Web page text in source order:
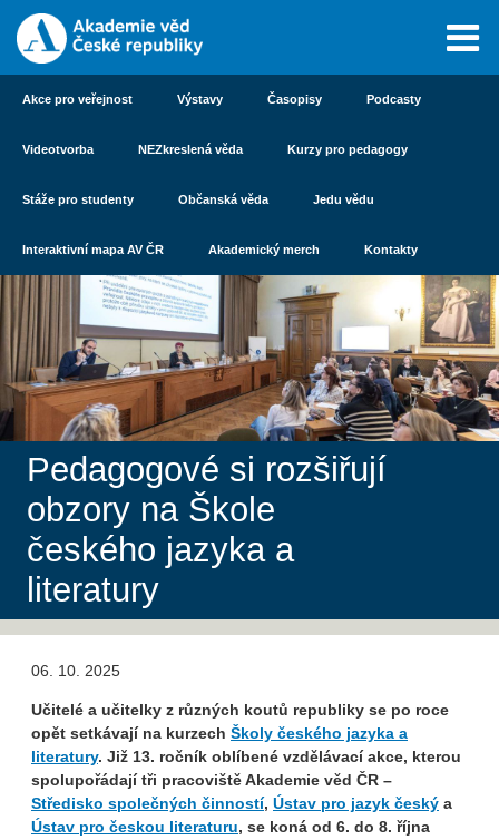
Akce pro veřejnost Výstavy Časopisy Podcasty
Videotvorba NEZkreslená věda Kurzy pro pedagogy
Stáže pro studenty Občanská věda Jedu vědu
Interaktivní mapa AV ČR Akademický merch Kontakty
Pedagogové si rozšiřují
obzory na Škole
českého jazyka a
literatury
06. 10. 2025
Učitelé a učitelky z různých koutů republiky se po roce
opět setkávají na kurzech Školy českého jazyka a
literatury. Již 13. ročník oblíbené vzdělávací akce, kterou
spolupořádají tři pracoviště Akademie věd ČR –
Středisko společných činností, Ústav pro jazyk český a
Ústav pro českou literaturu, se koná od 6. do 8. října